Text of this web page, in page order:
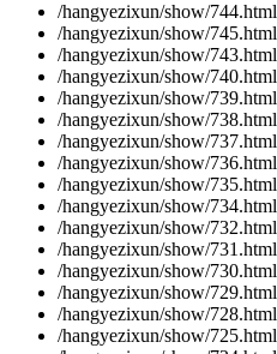
/hangyezixun/show/744.html
/hangyezixun/show/745.html
/hangyezixun/show/743.html
/hangyezixun/show/740.html
/hangyezixun/show/739.html
/hangyezixun/show/738.html
/hangyezixun/show/737.html
/hangyezixun/show/736.html
/hangyezixun/show/735.html
/hangyezixun/show/734.html
/hangyezixun/show/732.html
/hangyezixun/show/731.html
/hangyezixun/show/730.html
/hangyezixun/show/729.html
/hangyezixun/show/728.html
/hangyezixun/show/725.html